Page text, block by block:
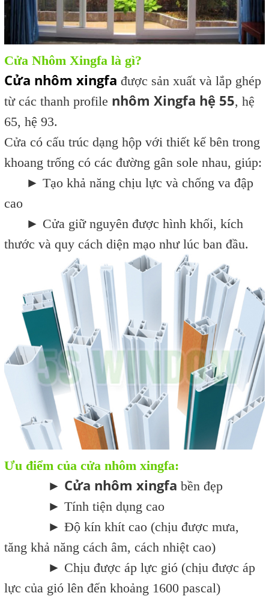
Cửa Nhôm Xingfa là gì?
Cửa nhôm xingfa được sản xuất và lắp ghép
từ các thanh profile nhôm Xingfa hệ 55, hệ
65, hệ 93.
Cửa có cấu trúc dạng hộp với thiết kế bên trong
khoang trống có các đường gân sole nhau, giúp:
► Tạo khả năng chịu lực và chống va đập
cao
► Cửa giữ nguyên được hình khối, kích
thước và quy cách diện mạo như lúc ban đầu.
Ưu điểm của cửa nhôm xingfa:
► Cửa nhôm xingfa bền đẹp
► Tính tiện dụng cao
► Độ kín khít cao (chịu được mưa,
tăng khả năng cách âm, cách nhiệt cao)
► Chịu được áp lực gió (chịu được áp
lực của gió lên đến khoảng 1600 pascal)